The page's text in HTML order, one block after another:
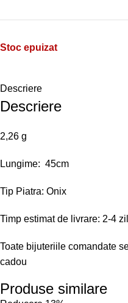
Stoc epuizat
Descriere
Descriere
2,26 g
Lungime: 45cm
Tip Piatra: Onix
Timp estimat de livrare: 2-4
Toate bijuteriile comandate
cadou
Produse similare